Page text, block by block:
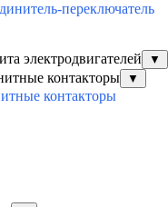
переключатель
электродвигателей
▼
контакторы ▼
контакторы